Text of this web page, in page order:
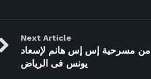
Next Article
مسرحية إس إس هانم لإسعاد
يونس فى الرياض